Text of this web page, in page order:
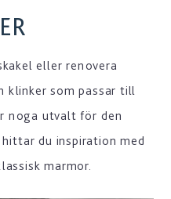
eller renovera
klinker som passar till
noga utvalt för den
du inspiration med
marmor.